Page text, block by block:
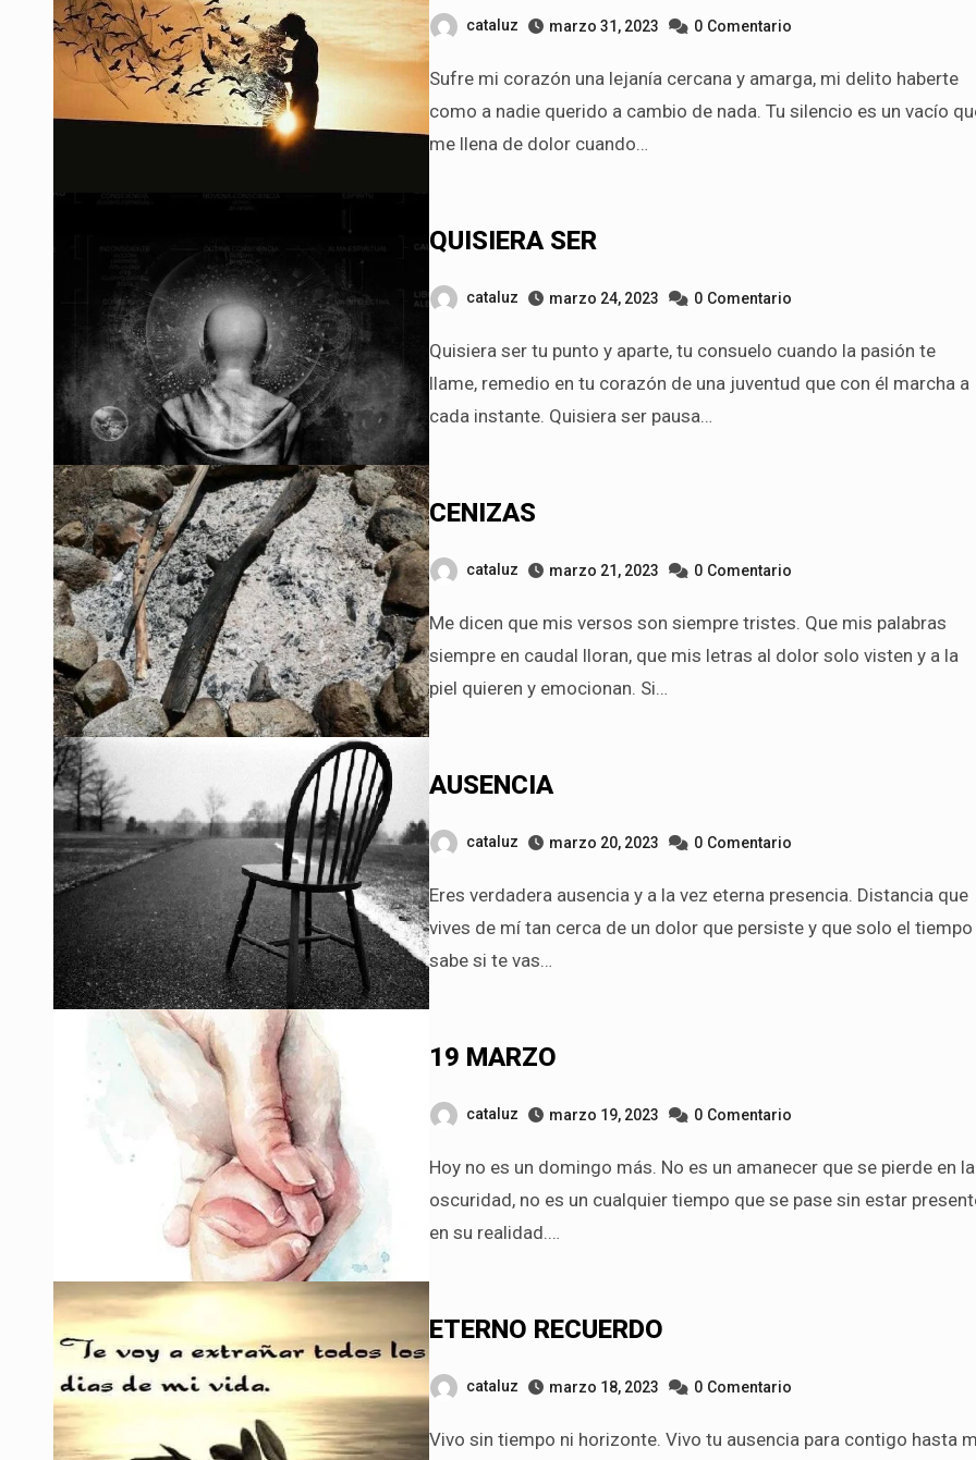
cataluz marzo 31, 2023 0 Comentario
Sufre mi corazón una lejanía cercana y amarga, mi delito haberte
como a nadie querido a cambio de nada. Tu silencio es un vacío
me llena de dolor cuando…
QUISIERA SER
cataluz marzo 24, 2023 0 Comentario
Quisiera ser tu punto y aparte, tu consuelo cuando la pasión te
llame, remedio en tu corazón de una juventud que con él marcha a
cada instante. Quisiera ser pausa…
CENIZAS
cataluz marzo 21, 2023 0 Comentario
Me dicen que mis versos son siempre tristes. Que mis palabras
siempre en caudal lloran, que mis letras al dolor solo visten y a la
piel quieren y emocionan. Si…
AUSENCIA
cataluz marzo 20, 2023 0 Comentario
Eres verdadera ausencia y a la vez eterna presencia. Distancia que
vives de mí tan cerca de un dolor que persiste y que solo el tiempo
sabe si te vas…
19 MARZO
cataluz marzo 19, 2023 0 Comentario
Hoy no es un domingo más. No es un amanecer que se pierde en la
oscuridad, no es un cualquier tiempo que se pase sin estar
en su realidad.…
ETERNO RECUERDO
cataluz marzo 18, 2023 0 Comentario
Vivo sin tiempo ni horizonte. Vivo tu ausencia para contigo hasta mi